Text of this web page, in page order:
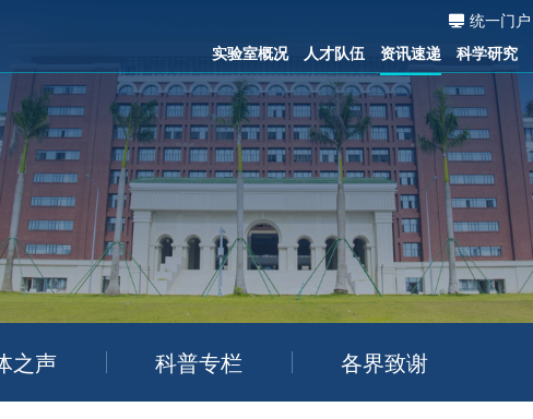
统一门户
实验室概况
人才队伍 资讯速递 科学研究
之声 科普专栏 各界致谢